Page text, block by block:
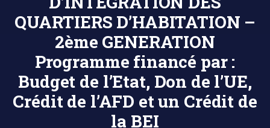
QUARTIERS D’HABITATION –
2ème GENERATION
Programme financé par :
Budget de l’Etat, Don de l’UE,
Crédit de l’AFD et un Crédit de
la BEI